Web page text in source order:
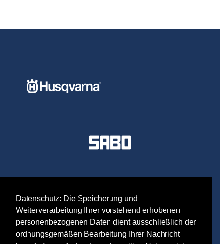
Datenschutz: Die Speicherung und
Weiterverarbeitung Ihrer vorstehend erhobenen
personenbezogenen Daten dient ausschließlich der
ordnungsgemäßen Bearbeitung Ihrer Nachricht